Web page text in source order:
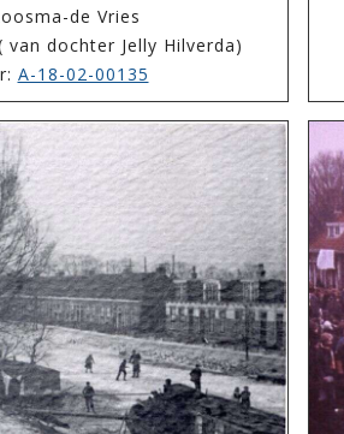
de Vries
van dochter Jelly Hilverda)
A-18-02-00135